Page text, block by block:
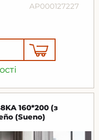
АР000127227
160*200 (з
(Sueno)